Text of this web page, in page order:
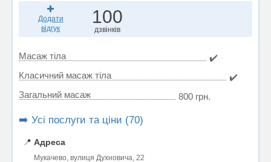
Додати
відгук
100
дзвінків
Масаж тіла
✔️
Класичний масаж тіла
✔️
Загальний масаж
800 грн.
➡️ Усі послуги та ціни (70)
📍 Адреса
Мукачево, вулиця Духновича, 22